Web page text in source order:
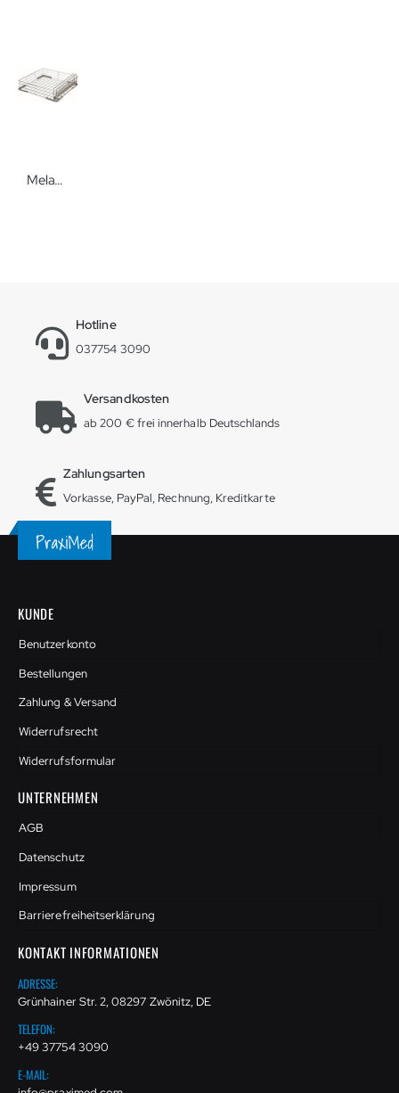
Melag Basiskorb MELAtherm 10 mit 11 Blindschrauben Basiskorb für die Reinigungs- und Desinfektionsmaschine
Hotline
037754 3090
Versandkosten
ab 200 € frei innerhalb Deutschlands
Zahlungsarten
Vorkasse, PayPal, Rechnung, Kreditkarte
KUNDE
Benutzerkonto
Bestellungen
Zahlung & Versand
Widerrufsrecht
Widerrufsformular
UNTERNEHMEN
AGB
Datenschutz
Impressum
Barrierefreiheitserklärung
KONTAKT INFORMATIONEN
ADRESSE:
Grünhainer Str. 2, 08297 Zwönitz, DE
TELEFON:
+49 37754 3090
E-MAIL: